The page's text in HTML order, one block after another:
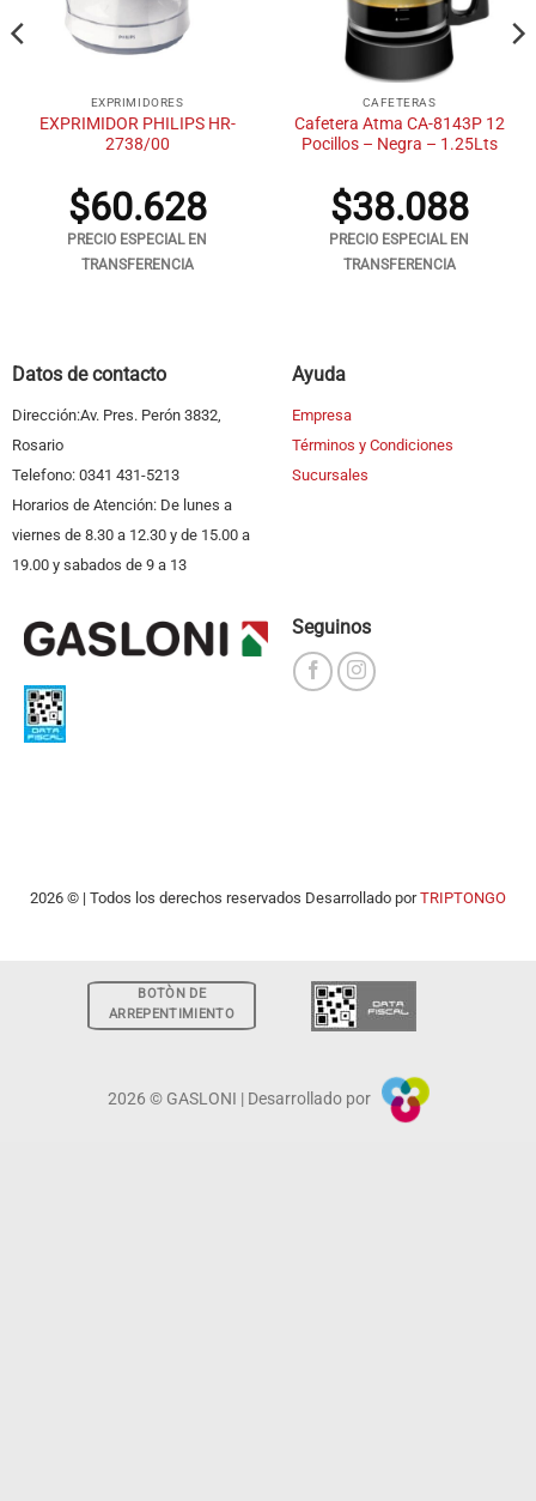
EXPRIMIDORES
EXPRIMIDOR PHILIPS HR-
2738/00
$60.628
PRECIO ESPECIAL EN
TRANSFERENCIA
CAFETERAS
Cafetera Atma CA-8143P 12
Pocillos – Negra – 1.25Lts
$38.088
PRECIO ESPECIAL EN
TRANSFERENCIA
Datos de contacto
Dirección:Av. Pres. Perón 3832,
Rosario
Telefono: 0341 431-5213
Horarios de Atención: De lunes a
viernes de 8.30 a 12.30 y de 15.00 a
19.00 y sabados de 9 a 13
Ayuda
Empresa
Términos y Condiciones
Sucursales
Seguinos
2026 © | Todos los derechos reservados Desarrollado porTRIPTONGO
BOTÒN DE
ARREPENTIMIENTO
2026 © GASLONI | Desarrollado por